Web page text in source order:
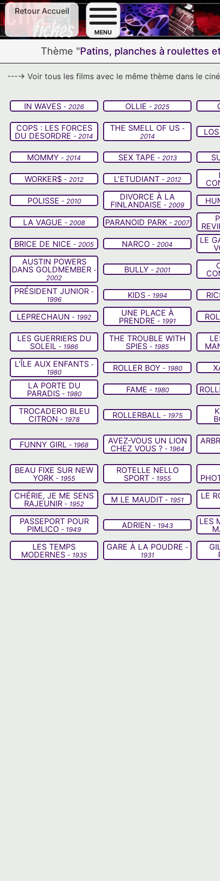
Retour Accueil
MENU
Thème "Patins, planches à roulettes
---→ Voir tous les films avec le même thème dans le
IN WAVES - 2026 OLLIE - 2025
COPS : LES FORCES
DU DESORDRE - 2014
THE SMELL OF US -
2014
MOMMY - 2014 SEX TAPE - 2013
WORKER$ - 2012 L'ETUDIANT- 2012
POLISSE - 2010
DIVORCE À LA
FINLANDAISE - 2009
LA VAGUE - 2008 PARANOID PARK - 2007
BRICE DE NICE - 2005 NARCO - 2004
LE
AUSTIN POWERS
DANS GOLDMEMBER -
2002
BULLY - 2001
PRÉSIDENT JUNIOR -
1996
KIDS- 1994
LEPRECHAUN - 1992
UNE PLACE À
PRENDRE - 1991
LES GUERRIERS DU
SOLEIL - 1986
THE TROUBLE WITH
SPIES - 1985
L'ÎLE AUX ENFANTS-
1980
ROLLER BOY - 1980
LA PORTE DU
PARADIS- 1980 FAME - 1980
TROCADERO BLEU
CITRON - 1978 ROLLERBALL - 1975
FUNNY GIRL - 1968
AVEZ-VOUS UN LION
CHEZ VOUS ?- 1964
BEAU FIXE SUR NEW
YORK - 1955
ROTELLE NELLO
SPORT - 1955
CHÉRIE, JE ME SENS
RAJEUNIR - 1952 M LE MAUDIT - 1951 LE
PASSEPORT POUR
PIMLICO - 1949 ADRIEN - 1943
LES
LES TEMPS
MODERNES - 1935
GARE À LA POUDRE -
1931